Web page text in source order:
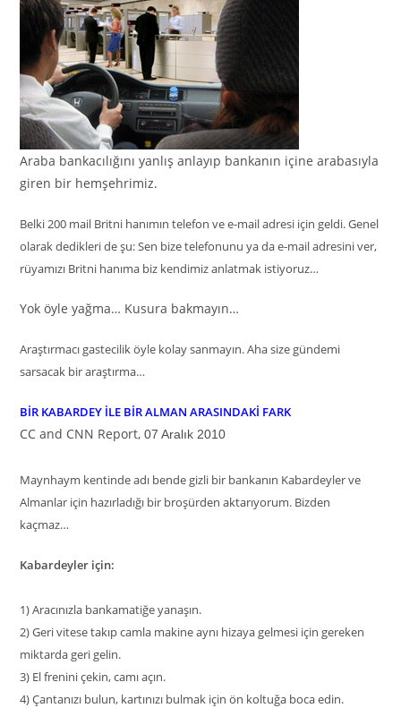
Araba bankacılığını yanlış anlayıp bankanın içine arabasıyla
giren bir hemşehrimiz.
Belki 200 mail Britni hanımın telefon ve e-mail adresi için geldi. Genel
olarak dedikleri de şu: Sen bize telefonunu ya da e-mail adresini ver,
rüyamızı Britni hanıma biz kendimiz anlatmak istiyoruz…
Yok öyle yağma… Kusura bakmayın…
Araştırmacı gastecilik öyle kolay sanmayın. Aha size gündemi
sarsacak bir araştırma…
BİR KABARDEY İLE BİR ALMAN ARASINDAKİ FARK
CC and CNN Report,07 Aralık 2010
Maynhaym kentinde adı bende gizli bir bankanın Kabardeyler ve
Almanlar için hazırladığı bir broşürden aktarıyorum. Bizden
kaçmaz…
Kabardeyler için:
1)Aracınızla bankamatiğe yanaşın.
2)Geri vitese takıp camla makine aynı hizaya gelmesi için gereken
miktarda geri gelin.
3) El frenini çekin, camı açın.
4)Çantanızı bulun, kartınızı bulmak için ön koltuğa boca edin.